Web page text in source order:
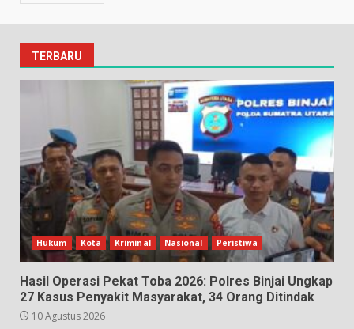
TERBARU
Hukum Kota Kriminal Nasional Peristiwa
Hasil Operasi Pekat Toba 2026: Polres Binjai Ungkap
27 Kasus Penyakit Masyarakat, 34 Orang Ditindak
10 Agustus 2026